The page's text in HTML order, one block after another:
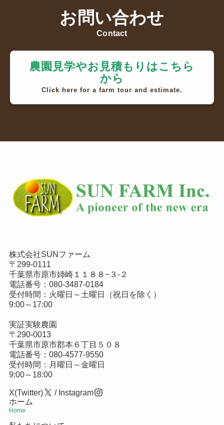
お問い合わせ
Contact
農園見学やお見積もりはこちら
から
Click here for a farm tour and estimate.
株式会社SUNファーム
〒299-0111
千葉県市原市姉崎１１８８−３-２
電話番号： 080-3487-0184
受付時間：火曜日～土曜日（祝日を除く）
9:00～17:00
実証実験農園
〒290-0013
千葉県市原市郡本６丁目５０８
電話番号： 080-4577-9550
受付時間：月曜日～金曜日
9:00～18:00
X(Twitter) / Instagram
ホーム
Home